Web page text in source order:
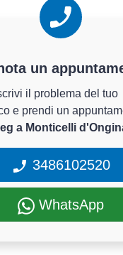
un
il problema del tuo
e prendi un
a Monticelli
3486102520
WhatsApp